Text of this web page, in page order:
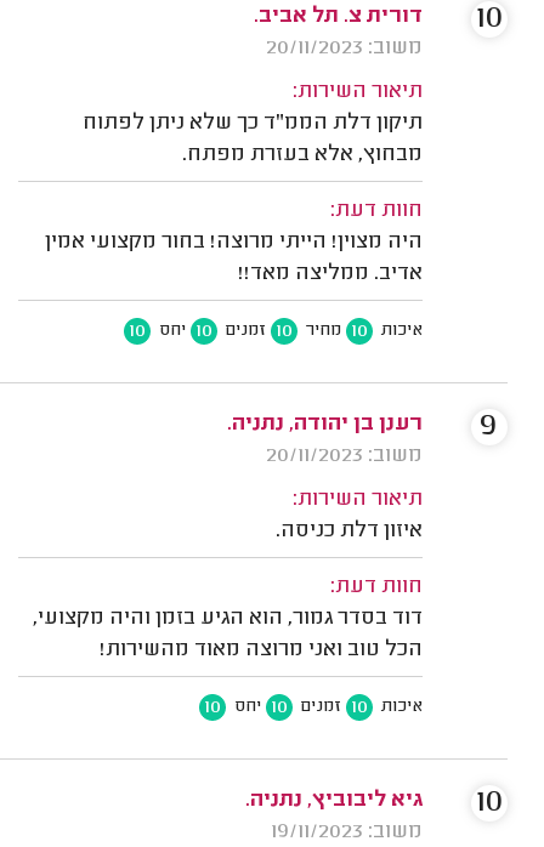
דורית צ. תל אביב.
משוב: 20/11/2023
תיאור השירות:
תיקון דלת הממ"ד כך שלא ניתן לפתוח
מבחוץ, אלא בעזרת מפתח.
חוות דעת:
היה מצוין! הייתי מרוצה! בחור מקצועי אמין
אדיב. ממליצה מאד!!
איכות 10 מחיר 10 זמנים 10 יחס 10
10
רענן בן יהודה, נתניה.
משוב: 20/11/2023
תיאור השירות:
איזון דלת כניסה.
חוות דעת:
דוד בסדר גמור, הוא הגיע בזמן והיה מקצועי,
הכל טוב ואני מרוצה מאוד מהשירות!
איכות 10 זמנים 10 יחס 10
9
גיא ליבוביץ, נתניה.
משוב: 19/11/2023
10